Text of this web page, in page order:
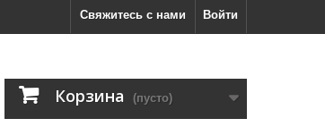
Войти
Свяжитесь с нами
Корзина (пусто)